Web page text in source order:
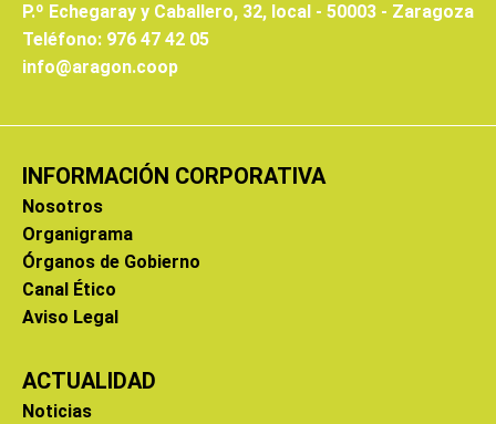
P.º Echegaray y Caballero, 32, local - 50003 - Zaragoza
Teléfono: 976 47 42 05
info@aragon.coop
INFORMACIÓN CORPORATIVA
Nosotros
Organigrama
Órganos de Gobierno
Canal Ético
Aviso Legal
ACTUALIDAD
Noticias